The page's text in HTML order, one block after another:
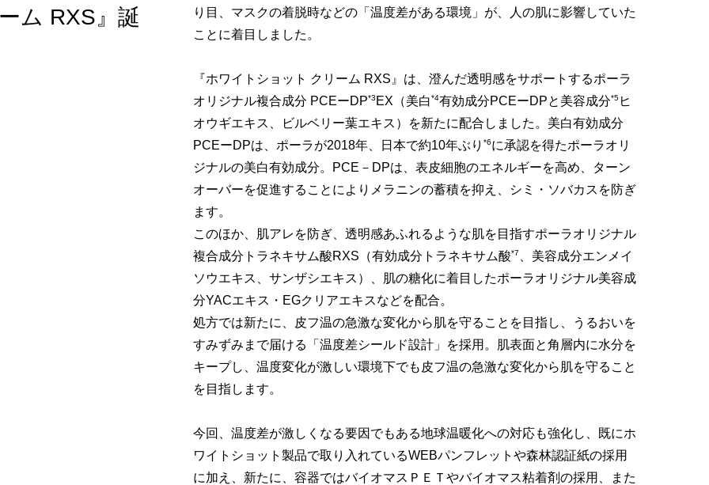
ム RXS』誕
り目、マスクの着脱時などの「温度差がある環境」が、人の肌に影響していた
ことに着目しました。
『ホワイトショット クリーム RXS』は、澄んだ透明感をサポートするポーラ
オリジナル複合成分 PCEーDP*3 EX（美白*4有効成分PCEーDPと美容成分*5 ヒ
オウギエキス、ビルベリー葉エキス）を新たに配合しました。美白有効成分
PCEーDPは、ポーラが2018年、日本で約10年ぶり *6に承認を得たポーラオリ
ジナルの美白有効成分。PCE－DPは、表皮細胞のエネルギーを高め、ターン
オーバーを促進することによりメラニンの蓄積を抑え、シミ・ソバカスを防ぎ
ます。
このほか、肌アレを防ぎ、透明感あふれるような肌を目指すポーラオリジナル
複合成分トラネキサム酸RXS（有効成分トラネキサム酸*7
、美容成分エンメイ
ソウエキス、サンザシエキス）、肌の糖化に着目したポーラオリジナル美容成
分YACエキス・EGクリアエキスなどを配合。
処方では新たに、皮フ温の急激な変化から肌を守ることを目指し、うるおいを
すみずみまで届ける「温度差シールド設計」を採用。肌表面と角層内に水分を
キープし、温度変化が激しい環境下でも皮フ温の急激な変化から肌を守ること
を目指します。
今回、温度差が激しくなる要因でもある地球温暖化への対応も強化し、既にホ
ワイトショット製品で取り入れているWEBパンフレットや森林認証紙の採用
に加え、新たに、容器ではバイオマスＰＥＴやバイオマス粘着剤の採用、また